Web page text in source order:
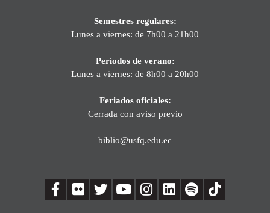
Semestres regulares:
Lunes a viernes: de 7h00 a 21h00
Períodos de verano:
Lunes a viernes: de 8h00 a 20h00
Feriados oficiales:
Cerrada con aviso previo
biblio@usfq.edu.ec